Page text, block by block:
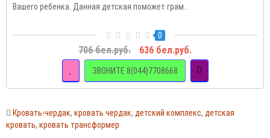
Вашего ребенка. Данная детская поможет грам..
0
706 бел.руб. 636 бел.руб.
ЗВОНИТЕ 8(044)7708668
Кровать-чердак, кровать чердак, детский комплекс, детская
кровать, кровать трансформер